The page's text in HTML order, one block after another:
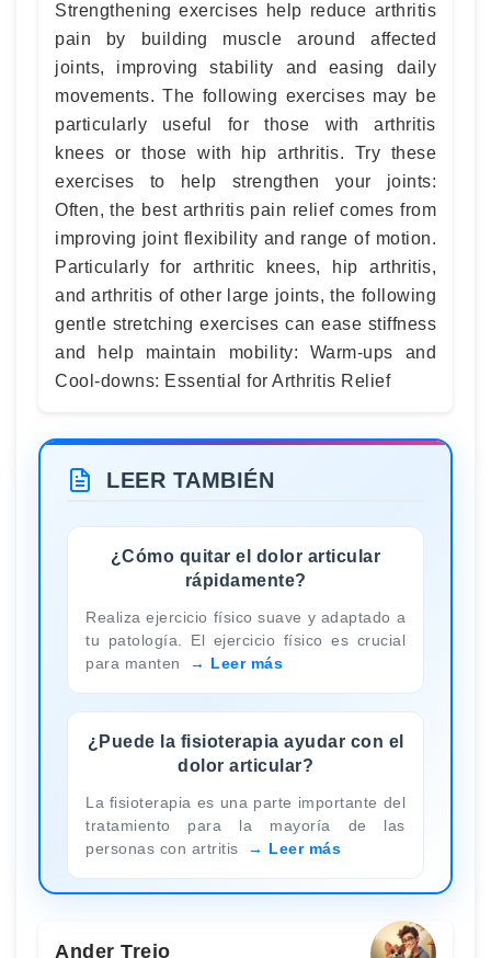
Strengthening exercises help reduce arthritis
pain by building muscle around affected
joints, improving stability and easing daily
movements. The following exercises may be
particularly useful for those with arthritis
knees or those with hip arthritis. Try these
exercises to help strengthen your joints:
Often, the best arthritis pain relief comes from
improving joint flexibility and range of motion.
Particularly for arthritic knees, hip arthritis,
and arthritis of other large joints, the following
gentle stretching exercises can ease stiffness
and help maintain mobility: Warm-ups and
Cool-downs: Essential for Arthritis Relief
LEER TAMBIÉN
¿Cómo quitar el dolor articular
rápidamente?
Realiza ejercicio físico suave y adaptado a
tu patología. El ejercicio físico es crucial
para manten
Leer más
¿Puede la fisioterapia ayudar con el
dolor articular?
La fisioterapia es una parte importante del
tratamiento para la mayoría de las
personas con artritis
Leer más
Ander Trejo